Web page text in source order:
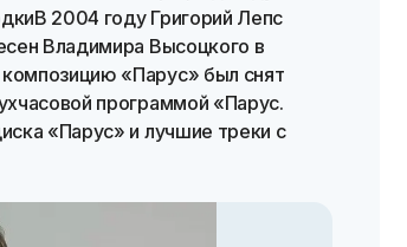
2004 году Григорий Лепс
Владимира Высоцкого в
«Парус» был снят
программой «Парус.
«Парус» и лучшие треки с